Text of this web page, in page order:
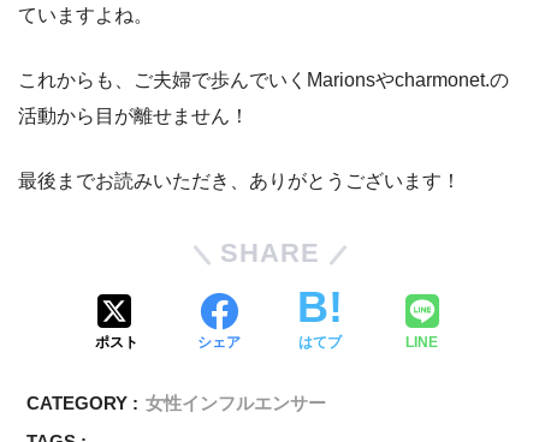
ていますよね。
これからも、ご夫婦で歩んでいくMarionsやcharmonet.の
活動から目が離せません！
最後までお読みいただき、ありがとうございます！
SHARE
ポスト シェア はてブ LINE
CATEGORY : 女性インフルエンサー